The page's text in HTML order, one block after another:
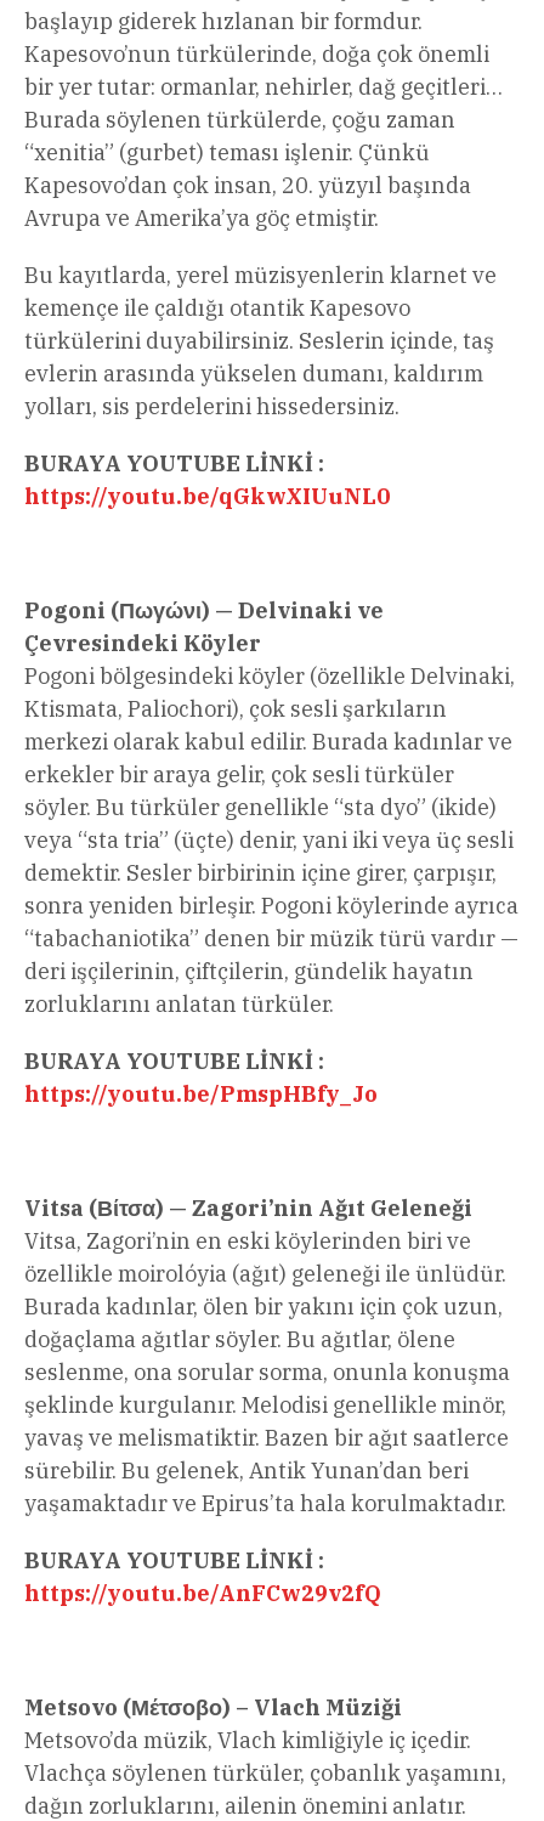
başlayıp giderek hızlanan bir formdur.
Kapesovo’nun türkülerinde, doğa çok önemli
bir yer tutar: ormanlar, nehirler, dağ geçitleri…
Burada söylenen türkülerde, çoğu zaman
“xenitia” (gurbet) teması işlenir. Çünkü
Kapesovo’dan çok insan, 20. yüzyıl başında
Avrupa ve Amerika’ya göç etmiştir.
Bu kayıtlarda, yerel müzisyenlerin klarnet ve
kemençe ile çaldığı otantik Kapesovo
türkülerini duyabilirsiniz. Seslerin içinde, taş
evlerin arasında yükselen dumanı, kaldırım
yolları, sis perdelerini hissedersiniz.
BURAYA YOUTUBE LİNKİ :
https://youtu.be/qGkwXIUuNL0
Pogoni (Πωγώνι) — Delvinaki ve
Çevresindeki Köyler
Pogoni bölgesindeki köyler (özellikle Delvinaki,
Ktismata, Paliochori), çok sesli şarkıların
merkezi olarak kabul edilir. Burada kadınlar ve
erkekler bir araya gelir, çok sesli türküler
söyler. Bu türküler genellikle “sta dyo” (ikide)
veya “sta tria” (üçte) denir, yani iki veya üç sesli
demektir. Sesler birbirinin içine girer, çarpışır,
sonra yeniden birleşir. Pogoni köylerinde ayrıca
“tabachaniotika” denen bir müzik türü vardır —
deri işçilerinin, çiftçilerin, gündelik hayatın
zorluklarını anlatan türküler.
BURAYA YOUTUBE LİNKİ :
https://youtu.be/PmspHBfy_Jo
Vitsa (Βίτσα) — Zagori’nin Ağıt Geleneği
Vitsa, Zagori’nin en eski köylerinden biri ve
özellikle moirolóyia (ağıt) geleneği ile ünlüdür.
Burada kadınlar, ölen bir yakını için çok uzun,
doğaçlama ağıtlar söyler. Bu ağıtlar, ölene
seslenme, ona sorular sorma, onunla konuşma
şeklinde kurgulanır. Melodisi genellikle minör,
yavaş ve melismatiktir. Bazen bir ağıt saatlerce
sürebilir. Bu gelenek, Antik Yunan’dan beri
yaşamaktadır ve Epirus’ta hala korulmaktadır.
BURAYA YOUTUBE LİNKİ :
https://youtu.be/AnFCw29v2fQ
Metsovo (Μέτσοβο) – Vlach Müziği
Metsovo’da müzik, Vlach kimliğiyle iç içedir.
Vlachça söylenen türküler, çobanlık yaşamını,
dağın zorluklarını, ailenin önemini anlatır.